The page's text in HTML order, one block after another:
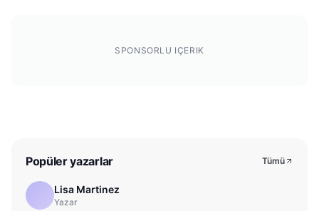
SPONSORLU IÇERIK
Popüler yazarlar Tümü
Lisa Martinez
Yazar